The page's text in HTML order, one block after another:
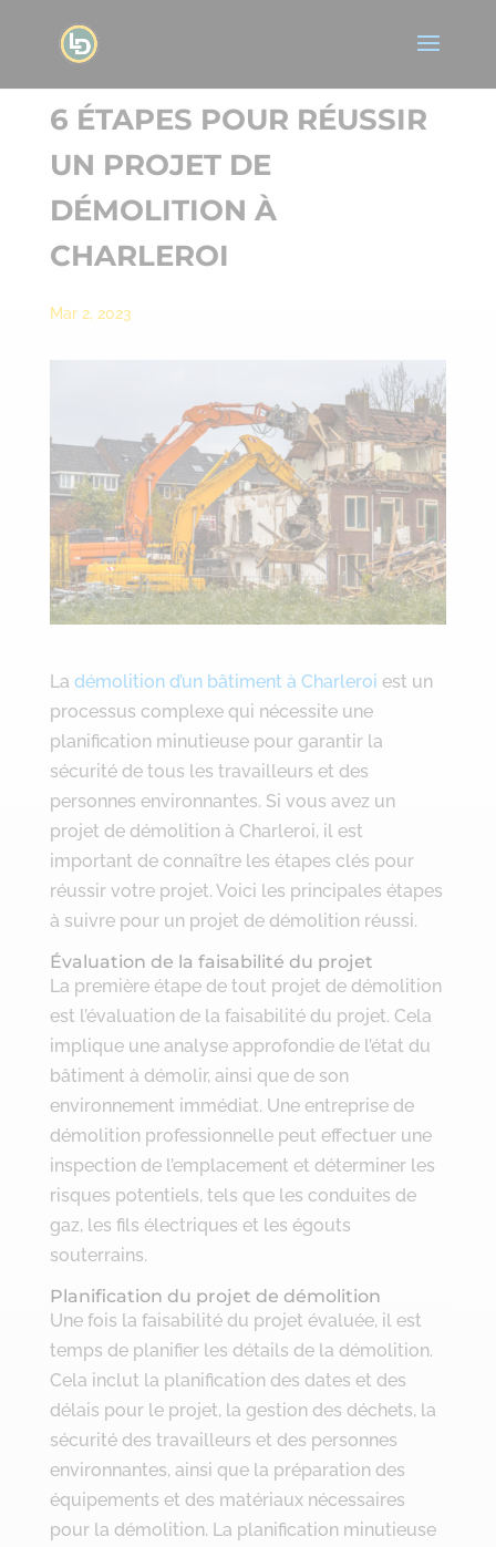
6 ÉTAPES POUR RÉUSSIR
UN PROJET DE
DÉMOLITION À
CHARLEROI
Mar 2, 2023
La démolition d’un bâtiment à Charleroi est un
processus complexe qui nécessite une
planification minutieuse pour garantir la
sécurité de tous les travailleurs et des
personnes environnantes. Si vous avez un
projet de démolition à Charleroi, il est
important de connaître les étapes clés pour
réussir votre projet. Voici les principales étapes
à suivre pour un projet de démolition réussi.
Évaluation de la faisabilité du projet
La première étape de tout projet de démolition
est l’évaluation de la faisabilité du projet. Cela
implique une analyse approfondie de l’état du
bâtiment à démolir, ainsi que de son
environnement immédiat. Une entreprise de
démolition professionnelle peut effectuer une
inspection de l’emplacement et déterminer les
risques potentiels, tels que les conduites de
gaz, les fils électriques et les égouts
souterrains.
Planification du projet de démolition
Une fois la faisabilité du projet évaluée, il est
temps de planifier les détails de la démolition.
Cela inclut la planification des dates et des
délais pour le projet, la gestion des déchets, la
sécurité des travailleurs et des personnes
environnantes, ainsi que la préparation des
équipements et des matériaux nécessaires
pour la démolition. La planification minutieuse